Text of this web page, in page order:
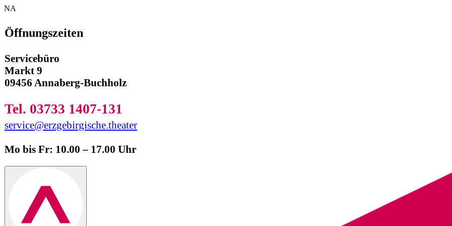
NA
Öffnungszeiten
Servicebüro
Markt 9
09456 Annaberg-Buchholz
Tel. 03733 1407-131
service@erzgebirgische.theater
Mo bis Fr: 10.00 – 17.00 Uhr